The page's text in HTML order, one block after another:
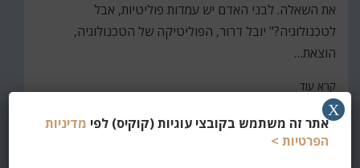
את השאלה. לבני האדם יש עמדות פוליטיות, אבל
לטכנולוגיה?" יובל דרור, הפוליטיקה של הטכנולוגיה,
הוצאת…
קרא עוד
קצת פופר על הבוקר
אתר זה משתמש בקובצי עוגיות (קוקיס) לפי מדיניות
הפרטיות >
X